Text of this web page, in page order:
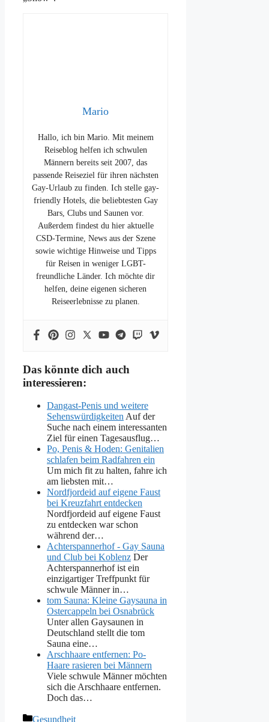
Mario
Hallo, ich bin Mario. Mit meinem
Reiseblog helfen ich schwulen
Männern bereits seit 2007, das
passende Reiseziel für ihren nächsten
Gay-Urlaub zu finden. Ich stelle gay-
friendly Hotels, die beliebtesten Gay
Bars, Clubs und Saunen vor.
Außerdem findest du hier aktuelle
CSD-Termine, News aus der Szene
sowie wichtige Hinweise und Tipps
für Reisen in weniger LGBT-
freundliche Länder. Ich möchte dir
helfen, deine eigenen sicheren
Reiseerlebnisse zu planen.
Das könnte dich auch
interessieren:
Dangast-Penis und weitere
Sehenswürdigkeiten Auf der
Suche nach einem interessanten
Ziel für einen Tagesausflug…
Po, Penis & Hoden: Genitalien
schlafen beim Radfahren ein
Um mich fit zu halten, fahre ich
am liebsten mit…
Nordfjordeid auf eigene Faust
bei Kreuzfahrt entdecken
Nordfjordeid auf eigene Faust
zu entdecken war schon
während der…
Achterspannerhof - Gay Sauna
und Club bei Koblenz Der
Achterspannerhof ist ein
einzigartiger Treffpunkt für
schwule Männer in…
tom Sauna: Kleine Gaysauna in
Ostercappeln bei Osnabrück
Unter allen Gaysaunen in
Deutschland stellt die tom
Sauna eine…
Arschhaare entfernen: Po-
Haare rasieren bei Männern
Viele schwule Männer möchten
sich die Arschhaare entfernen.
Doch das…
Kategorien
Gesundheit